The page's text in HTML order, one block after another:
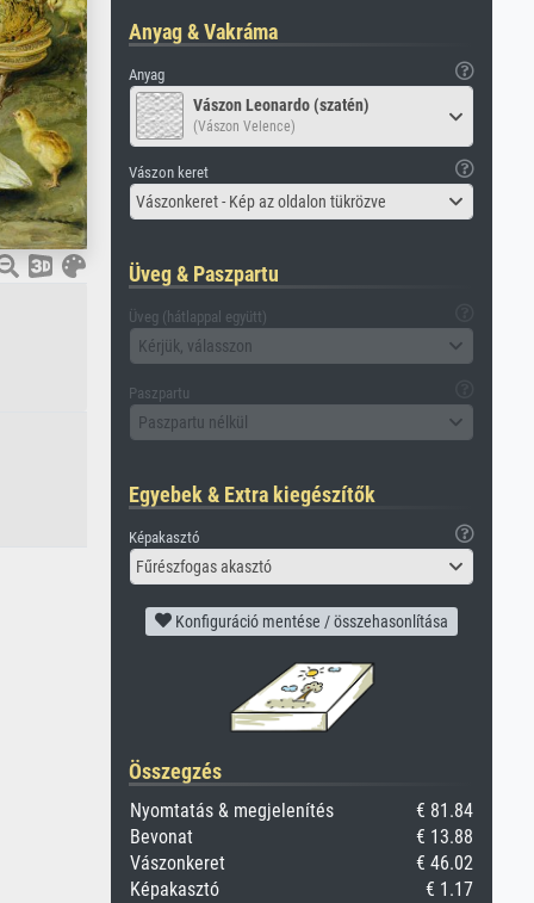
Anyag & Vakráma
Anyag
Vászon Leonardo (szatén)
(Vászon Velence)
Vászon keret
Vászonkeret - Kép az oldalon tükrözve
Üveg & Paszpartu
Üveg (hátlappal együtt)
Kérjük, válasszon
Paszpartu
Paszpartu nélkül
Egyebek & Extra kiegészítők
Képakasztó
Fűrészfogas akasztó
Konfiguráció mentése / összehasonlítása
Összegzés
Nyomtatás & megjelenítés
€ 81.84
Bevonat
€ 13.88
Vászonkeret
€ 46.02
Képakasztó
€ 1.17